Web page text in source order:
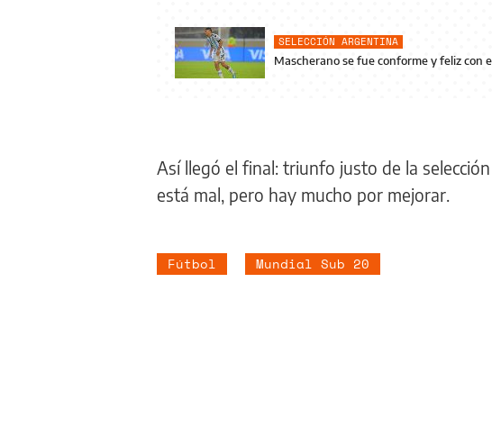
SELECCIÓN ARGENTINA
Mascherano se fue conforme y feliz con
Así llegó el final: triunfo justo de la
está mal, pero hay mucho por mejorar.
Fútbol Mundial Sub 20